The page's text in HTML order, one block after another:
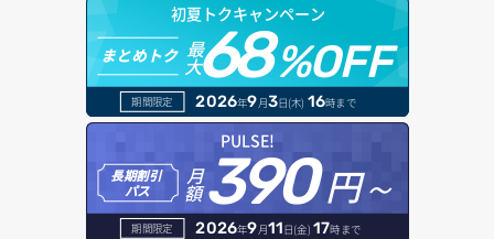
ロール詳細取得
ボリューム詳細一覧取得
ボリューム詳細取得
自動バックアップ有効化
自動バックアップ無効化
アタッチ済みボリューム一覧
アタッチ済みボリューム詳細取得
コンソールURL発行
サーバーに紐づくアドレス取得
サーバーに紐づくアドレス取得（ネットワーク指定）
セキュリティグループ ルール一覧取得
セキュリティグループ ルール作成
セキュリティグループ ルール削除
セキュリティグループ ルール詳細取得
セキュリティグループ一覧取得
ヘルスモニタ一覧取得
ヘルスモニタ作成
ヘルスモニタ削除
ヘルスモニタ更新
ヘルスモニタ詳細取得
オブジェクトダウンロード
オブジェクトバージョン管理
オブジェクト一覧取得
オブジェクト削除
オブジェクト削除予約
ドメイン情報登録
ドメイン詳細取得
レコード一覧取得
レコード作成
初夏トクキャンペーン
まとめトク 最
大68%OFF
期間限定 2026年9月3日(木) 16時まで
PULSE!
長期割引
パス
月
額390円～
期間限定 2026年9月11日(金) 17時まで